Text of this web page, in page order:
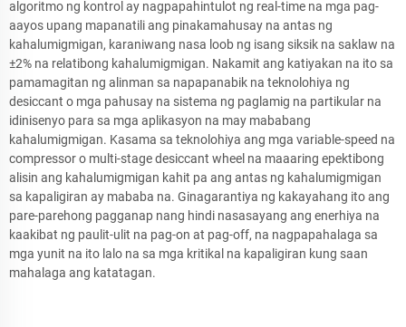
algoritmo ng kontrol ay nagpapahintulot ng real-time na mga pag-
aayos upang mapanatili ang pinakamahusay na antas ng
kahalumigmigan, karaniwang nasa loob ng isang siksik na saklaw na
±2% na relatibong kahalumigmigan. Nakamit ang katiyakan na ito sa
pamamagitan ng alinman sa napapanabik na teknolohiya ng
desiccant o mga pahusay na sistema ng paglamig na partikular na
idinisenyo para sa mga aplikasyon na may mababang
kahalumigmigan. Kasama sa teknolohiya ang mga variable-speed na
compressor o multi-stage desiccant wheel na maaaring epektibong
alisin ang kahalumigmigan kahit pa ang antas ng kahalumigmigan
sa kapaligiran ay mababa na. Ginagarantiya ng kakayahang ito ang
pare-parehong pagganap nang hindi nasasayang ang enerhiya na
kaakibat ng paulit-ulit na pag-on at pag-off, na nagpapahalaga sa
mga yunit na ito lalo na sa mga kritikal na kapaligiran kung saan
mahalaga ang katatagan.